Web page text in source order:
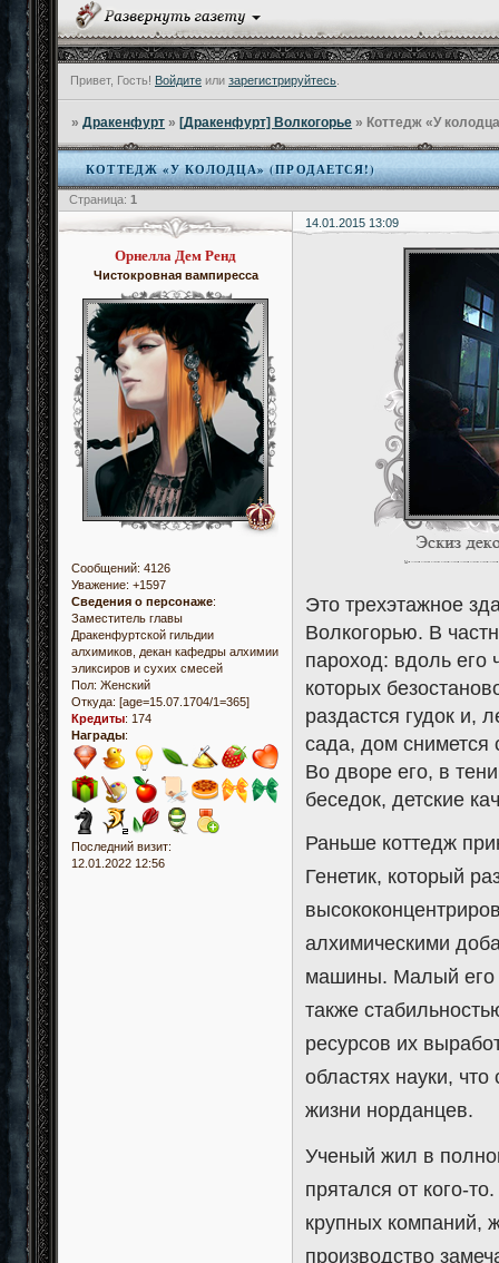
Привет, Гость! Войдите или зарегистрируйтесь
»Дракенфурт » [Дракенфурт] Волкогорье » Коттедж «У
КОТТЕДЖ «У КОЛОДЦА» (ПРОДАЕТСЯ!)
Страница: 1
14.01.2015 13:09
Орнелла Дем Ренд
Чистокровная вампиресса
Сообщений: 4126
Уважение: +1597
Сведения о персонаже:
Заместитель главы
Дракенфуртской гильдии
алхимиков, декан кафедры алхимии
эликсиров и сухих смесей
Пол: Женский
Откуда: [age=15.07.1704/1=365]
Кредиты: 174
Награды:
Последний визит:
12.01.2022 12:56
Это трехэтажное
Волкогорью. В
пароход: вдоль его
которых
раздастся гудок и,
сада, дом
Во дворе его, в
беседок, детские
Раньше коттедж
Генетик, который
алхимическими
машины. Малый его
также
ресурсов их
областях науки,
жизни норданцев.
Ученый жил в
прятался от кого-
крупных компаний,
производство